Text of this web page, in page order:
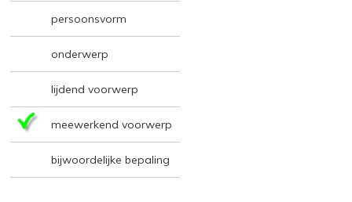
persoonsvorm
onderwerp
lijdend voorwerp
meewerkend voorwerp
bijwoordelijke bepaling